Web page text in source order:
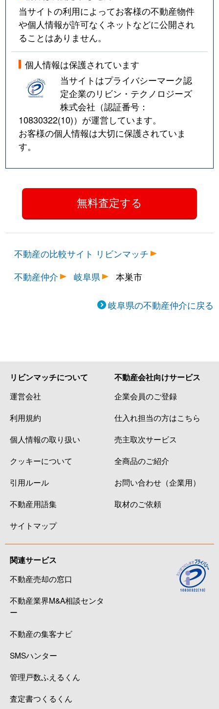
当サイトの利用によってお客様の不動産物件
や個人情報が許可なくネットなどに公開され
ることはありません。
個人情報は保護されています
当サイトはプライバシーマーク認
定企業のリビン・テクノロジーズ
株式会社（認証番号：
10830322(10)）が運営しています。
お客様の個人情報は大切に保護されていま
す。
不動産の比較サイト リビンマッチ
不動産仲介
岐阜県 本巣市
岐阜県の不動産仲介に戻る
リビンマッチについて
運営会社
利用規約
個人情報の取り扱い
クッキーについて
引用ルール
不動産用語集
サイトマップ
不動産会社向けサービス
企業会員のご登録
仕入れ担当の方はこちら
売主取次サービス
全商品のご紹介
お問い合わせ（企業用）
取材のご依頼
関連サービス
不動産売却の窓口
不動産業界M&A相談センタ
ー
不動産の集客ナビ
SMSハンター
管理戸数ふえるくん
査定書つくるくん